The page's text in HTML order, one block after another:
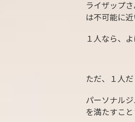
ライザップ
は不可能に
１人なら、
ただ、１人
パーソナル
を満たすこ